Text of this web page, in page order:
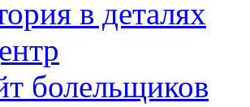
в деталях
болельщиков